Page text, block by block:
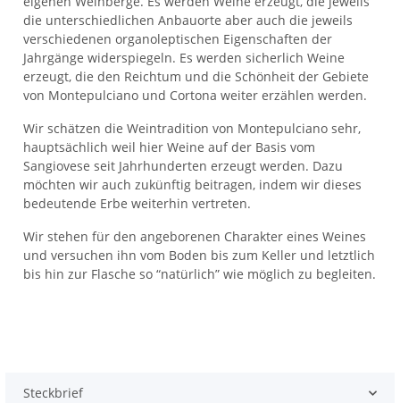
die unterschiedlichen Anbauorte aber auch die jeweils
verschiedenen organoleptischen Eigenschaften der
Jahrgänge widerspiegeln. Es werden sicherlich Weine
erzeugt, die den Reichtum und die Schönheit der Gebiete
von Montepulciano und Cortona weiter erzählen werden.
Wir schätzen die Weintradition von Montepulciano sehr,
hauptsächlich weil hier Weine auf der Basis vom
Sangiovese seit Jahrhunderten erzeugt werden. Dazu
möchten wir auch zukünftig beitragen, indem wir dieses
bedeutende Erbe weiterhin vertreten.
Wir stehen für den angeborenen Charakter eines Weines
und versuchen ihn vom Boden bis zum Keller und letztlich
bis hin zur Flasche so “natürlich” wie möglich zu begleiten.
Steckbrief